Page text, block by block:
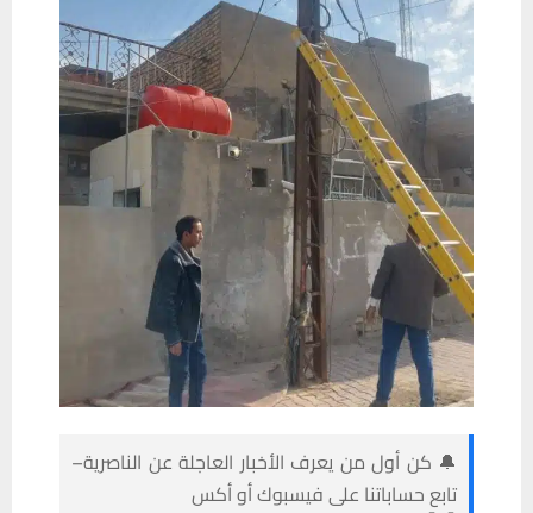
🔔 كن أول من يعرف الأخبار العاجلة عن الناصرية–
تابع حساباتنا على فيسبوك أو أكس